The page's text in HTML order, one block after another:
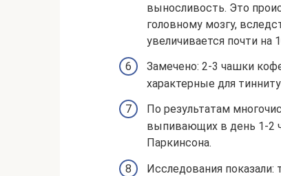
выносливость. Это
головному мозгу,
увеличивается почти на
Замечено: 2-3 чашки
характерные для
По результатам
выпивающих в день 1-2
Паркинсона.
Исследования